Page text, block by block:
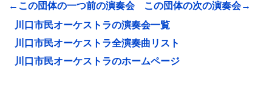
←この団体の一つ前の演奏会
この団体の次の演奏会→
川口市民オーケストラの演奏会一覧
川口市民オーケストラ全演奏曲リスト
川口市民オーケストラのホームページ